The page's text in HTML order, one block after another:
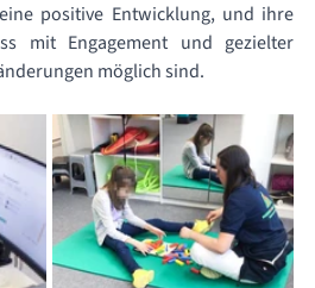
positive Entwicklung, und ihre
mit Engagement und gezielter
möglich sind.